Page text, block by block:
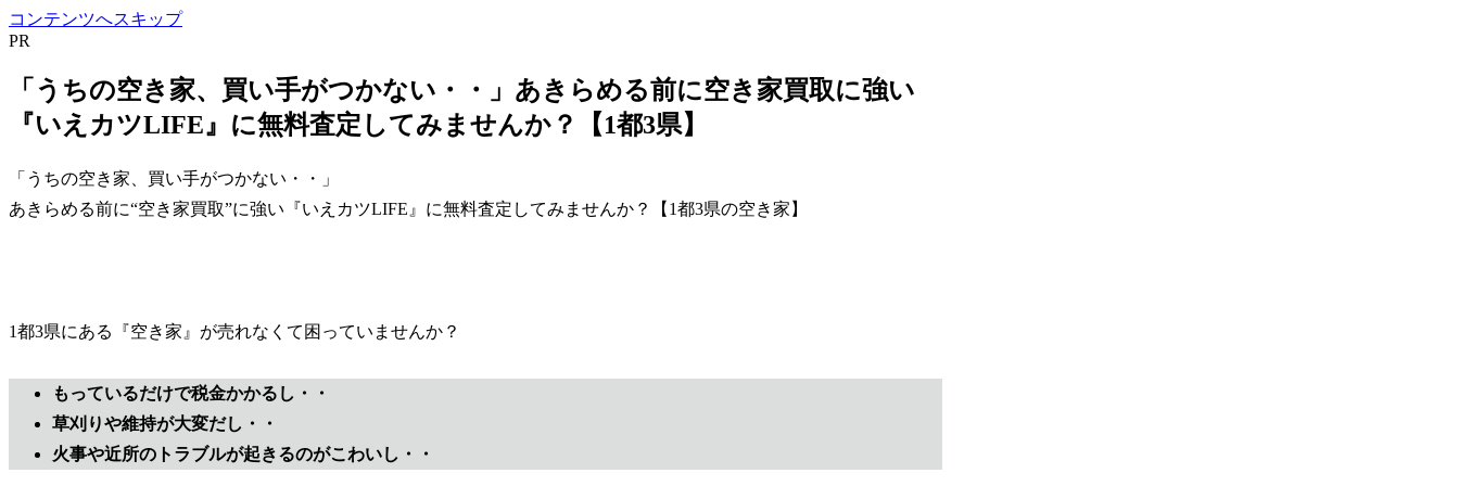
コンテンツへスキップ
PR
「うちの空き家、買い手がつかない・・」あきらめる前に空き家買取に強い
『いえカツLIFE』に無料査定してみませんか？【1都3県】
「うちの空き家、買い手がつかない・・」
あきらめる前に“空き家買取”に強い『いえカツLIFE』に無料査定してみませんか？【1都3県の空き家】
1都3県にある『空き家』が売れなくて困っていませんか？
もっているだけで税金かかるし・・
草刈りや維持が大変だし・・
火事や近所のトラブルが起きるのがこわいし・・